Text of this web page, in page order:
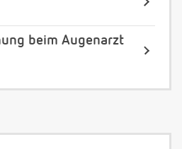
beim Augenarzt